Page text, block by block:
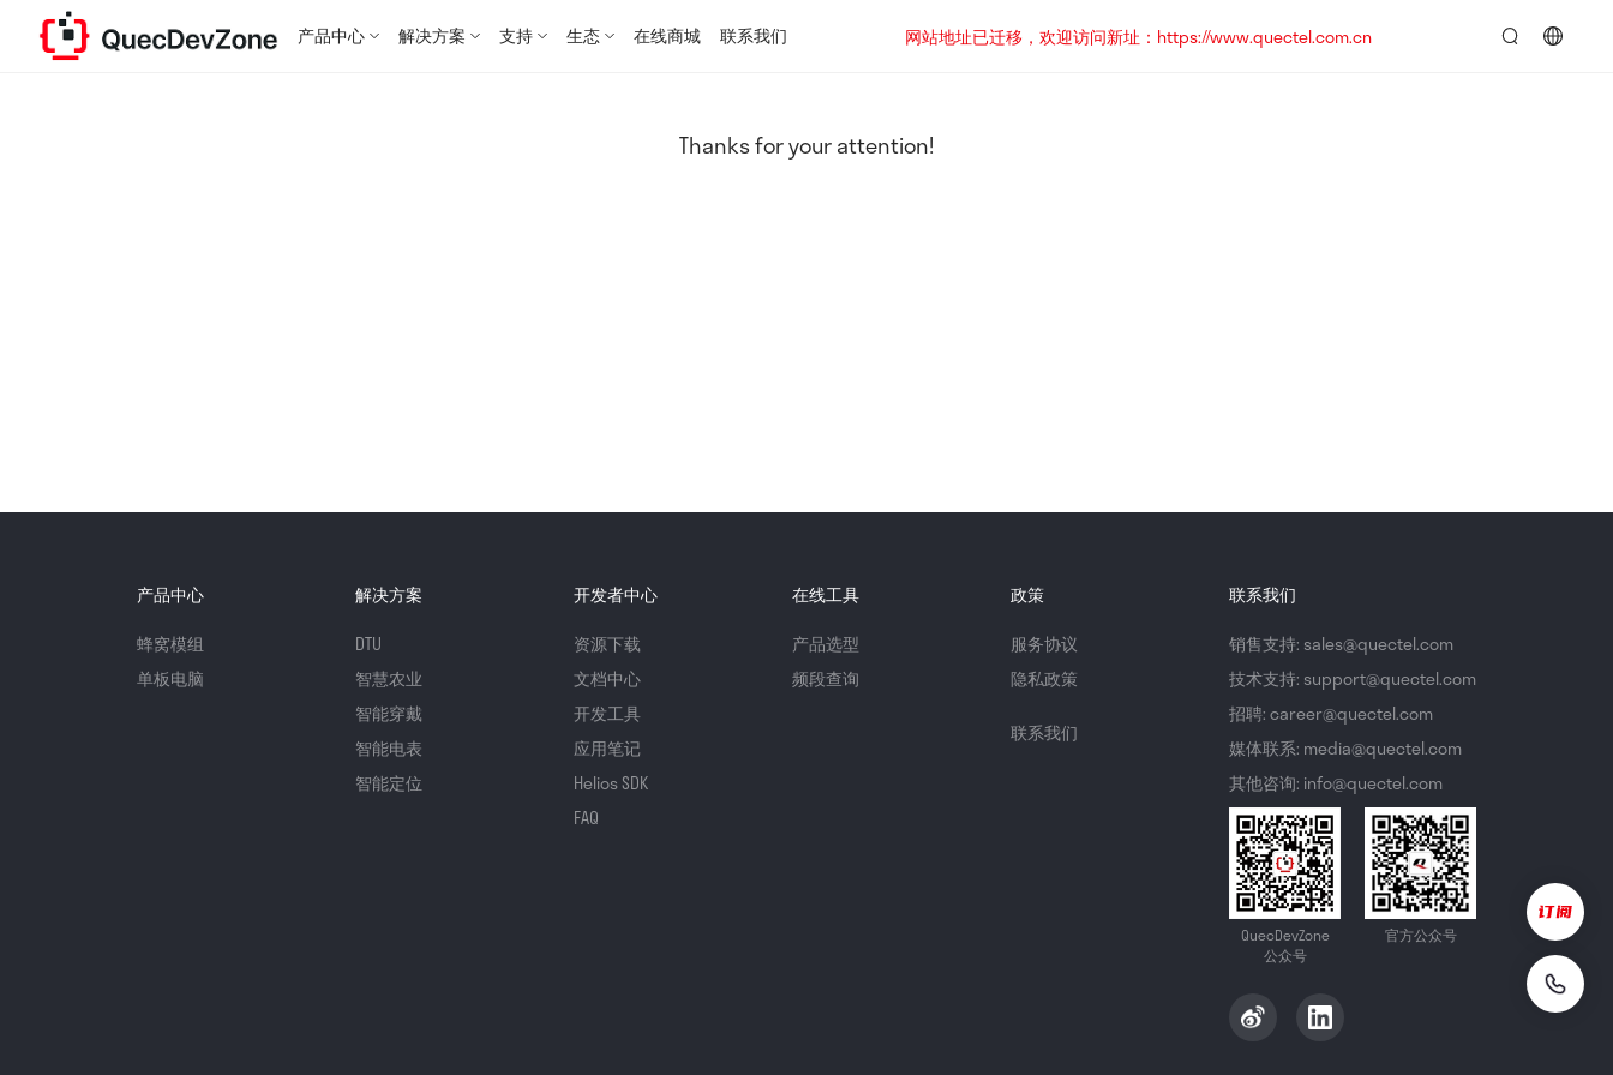
产品中心 解决方案 支持 生态 在线商城 联系我们
网站地址已迁移，欢迎访问新址：https://www.quectel.com.cn
Thanks for your attention!
产品中心
蜂窝模组
单板电脑
解决方案
DTU
智慧农业
智能穿戴
智能电表
智能定位
开发者中心
资源下载
文档中心
开发工具
应用笔记
Helios SDK
FAQ
在线工具
产品选型
频段查询
政策
服务协议
隐私政策
联系我们
联系我们
销售支持: sales@quectel.com
技术支持: support@quectel.com
招聘: career@quectel.com
媒体联系: media@quectel.com
其他咨询: info@quectel.com
QuecDevZone
公众号
官方公众号